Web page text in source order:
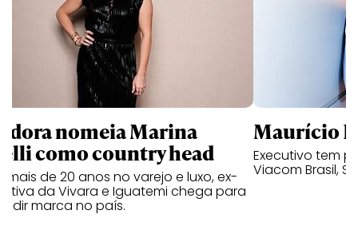
nomeia Marina
como country head
mais de 20 anos no varejo e luxo, ex-
da Vivara e Iguatemi chega para
marca no país.
Maurício
Executivo tem
Viacom Brasil,